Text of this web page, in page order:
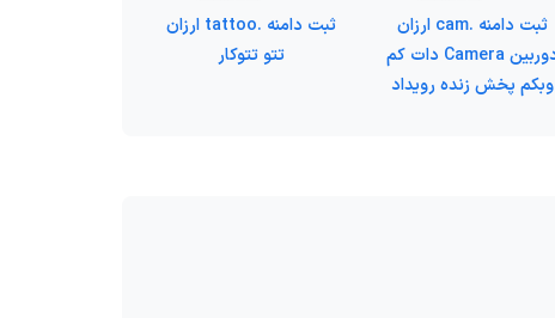
ثبت دامنه .cam ارزان
دوربین Camera دات کم
وبکم پخش زنده رویداد
ثبت دامنه .tattoo ارزان
تتو تتوکار